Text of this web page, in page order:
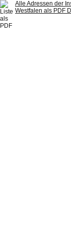
Alle Adressen der
Westfalen als PDF